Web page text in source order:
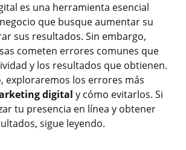
es una herramienta esencial
que busque aumentar su
sus resultados. Sin embargo,
cometen errores comunes que
y los resultados que obtienen.
exploraremos los errores más
digital y cómo evitarlos. Si
tu presencia en línea y obtener
sigue leyendo.